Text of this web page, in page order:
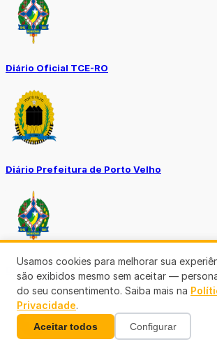
Diário Oficial TCE-RO
Diário Prefeitura de Porto Velho
Diário Oficial de RO
Usamos cookies para melhorar sua
são exibidos mesmo sem aceitar —
do seu consentimento. Saiba mais na
Privacidade.
Aceitar todos Configurar